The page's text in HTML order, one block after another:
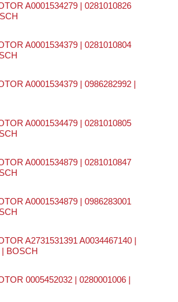
A0001534279 | 0281010826
A0001534379 | 0281010804
A0001534379 | 0986282992 |
A0001534479 | 0281010805
A0001534879 | 0281010847
A0001534879 | 0986283001
A2731531391 A0034467140 |
| BOSCH
0005452032 | 0280001006 |